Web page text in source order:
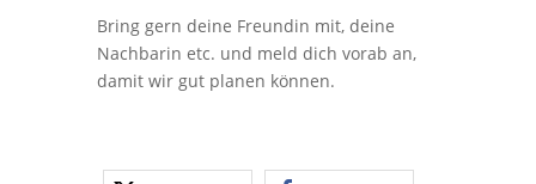
Bring gern deine Freundin mit, deine
Nachbarin etc. und meld dich vorab an,
damit wir gut planen können.